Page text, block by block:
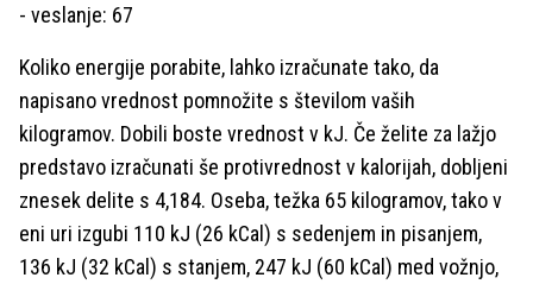
- veslanje: 67
Koliko energije porabite, lahko izračunate tako, da
napisano vrednost pomnožite s številom vaših
kilogramov. Dobili boste vrednost v kJ. Če želite za lažjo
predstavo izračunati še protivrednost v kalorijah, dobljeni
znesek delite s 4,184. Oseba, težka 65 kilogramov, tako v
eni uri izgubi 110 kJ (26 kCal) s sedenjem in pisanjem,
136 kJ (32 kCal) s stanjem, 247 kJ (60 kCal) med vožnjo,